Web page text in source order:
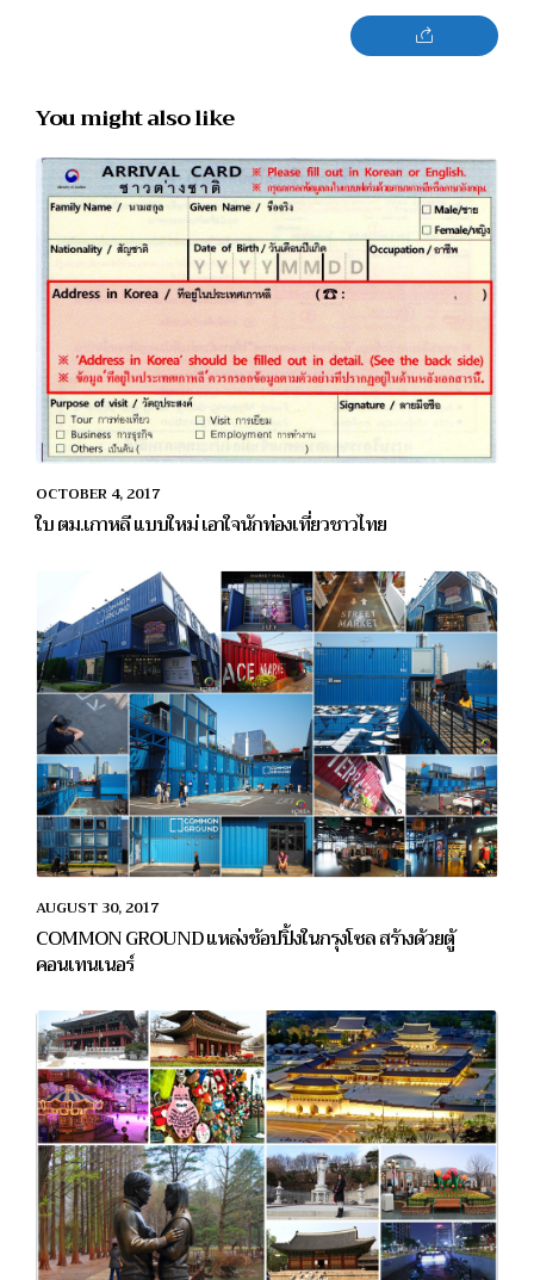
You might also like
OCTOBER 4, 2017
ใบ ตม.เกาหลี แบบใหม่ เอาใจนักท่องเที่ยวชาวไทย
AUGUST 30, 2017
COMMON GROUND แหล่งช้อปปิ้งในกรุงโซล สร้างด้วยตู้
คอนเทนเนอร์